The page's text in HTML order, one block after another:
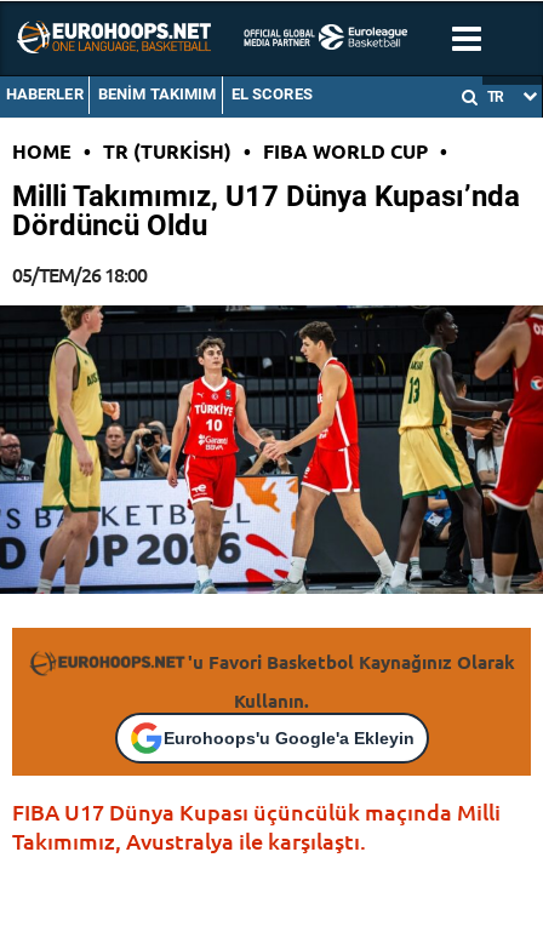
HABERLER BENIM TAKIMIM EL SCORES TR
HOME • TR (TURKISH) • FIBA WORLD CUP •
Milli Takımımız, U17 Dünya Kupası’nda
Dördüncü Oldu
05/TEM/26 18:00
'u Favori Basketbol Kaynağınız Olarak
Kullanın.
Eurohoops'u Google'a Ekleyin
FIBA U17 Dünya Kupası üçüncülük maçında Milli
Takımımız, Avustralya ile karşılaştı.